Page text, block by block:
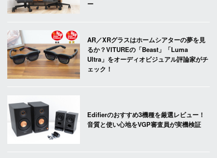
ー
AR／XRグラスはホームシアターの夢を見
るか？VITUREの「Beast」「Luma
Ultra」をオーディオビジュアル評論家がチ
ェック！
Edifierのおすすめ3機種を厳選レビュー！
音質と使い心地をVGP審査員が実機検証